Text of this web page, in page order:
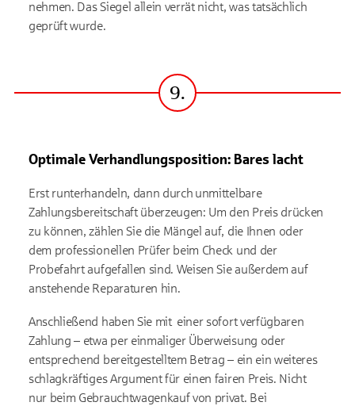
nehmen. Das Siegel allein verrät nicht, was tatsächlich
geprüft wurde.
Schritt
9.
Optimale Verhandlungsposition: Bares lacht
Erst runterhandeln, dann durch unmittelbare
Zahlungsbereitschaft überzeugen: Um den Preis drücken
zu können, zählen Sie die Mängel auf, die Ihnen oder
dem professionellen Prüfer beim Check und der
Probefahrt aufgefallen sind. Weisen Sie außerdem auf
anstehende Reparaturen hin.
Anschließend haben Sie mit einer sofort verfügbaren
Zahlung – etwa per einmaliger Überweisung oder
entsprechend bereitgestelltem Betrag – ein ein weiteres
schlagkräftiges Argument für einen fairen Preis. Nicht
nur beim Gebrauchtwagenkauf von privat. Bei